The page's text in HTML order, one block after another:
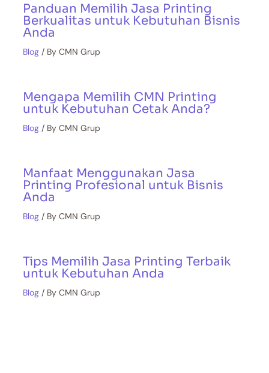
Panduan Memilih Jasa Printing
Berkualitas untuk Kebutuhan Bisnis
Anda
Blog/ By CMN Grup
Mengapa Memilih CMN Printing
untuk Kebutuhan Cetak Anda?
Blog/ By CMN Grup
Manfaat Menggunakan Jasa
Printing Profesional untuk Bisnis
Anda
Blog/ By CMN Grup
Tips Memilih Jasa Printing Terbaik
untuk Kebutuhan Anda
Blog/ By CMN Grup